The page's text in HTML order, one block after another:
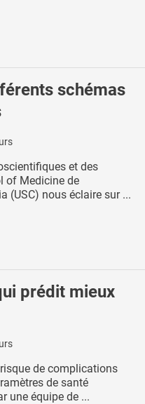
schémas
et des
of Medicine de
(USC) nous éclaire sur ...
prédit mieux
de complications
de santé
une équipe de ...